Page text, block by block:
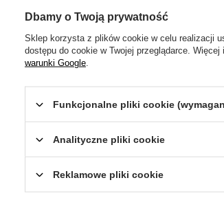
Dbamy o Twoją prywatność
Sklep korzysta z plików cookie w celu realizacji
dostępu do cookie w Twojej przeglądarce.
warunki Google
Funkcjonalne pliki cookie
Analityczne pliki cookie
Reklamowe pliki cookie